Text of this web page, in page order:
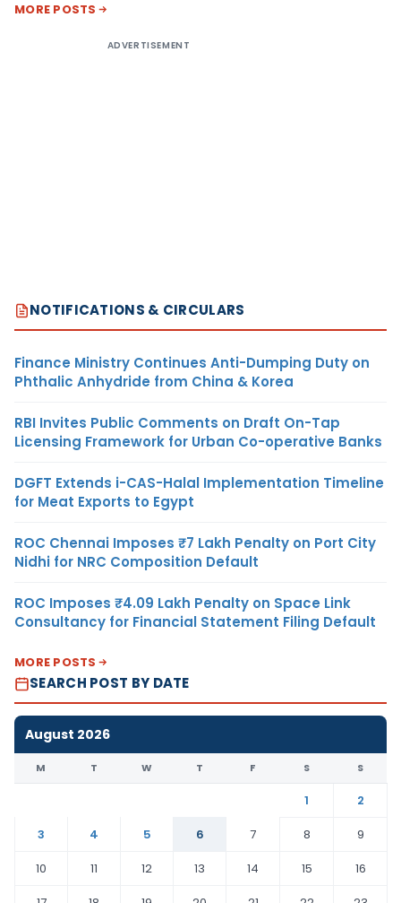
MORE POSTS
ADVERTISEMENT
NOTIFICATIONS & CIRCULARS
Finance Ministry Continues Anti-Dumping Duty on
Phthalic Anhydride from China & Korea
RBI Invites Public Comments on Draft On-Tap
Licensing Framework for Urban Co-operative Banks
DGFT Extends i-CAS-Halal Implementation Timeline
for Meat Exports to Egypt
ROC Chennai Imposes ₹7 Lakh Penalty on Port City
Nidhi for NRC Composition Default
ROC Imposes ₹4.09 Lakh Penalty on Space Link
Consultancy for Financial Statement Filing Default
MORE POSTS
SEARCH POST BY DATE
August 2026
M T W T F S S
1
2
3
4 5 6 7 8
9
10
11 12 13 14 15
16